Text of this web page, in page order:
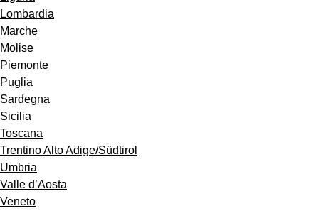
Lombardia
Marche
Molise
Piemonte
Puglia
Sardegna
Sicilia
Toscana
Trentino Alto Adige/Südtirol
Umbria
Valle d’Aosta
Veneto